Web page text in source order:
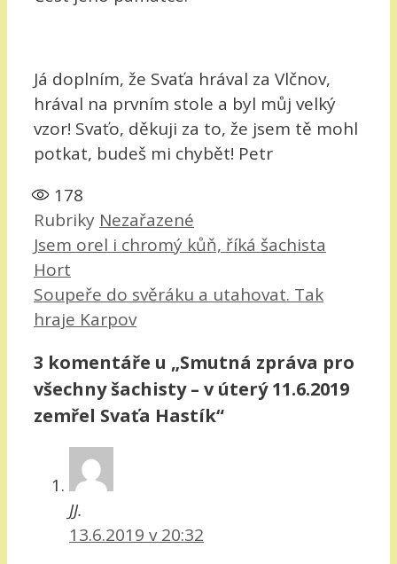
Já doplním, že Svaťa hrával za Vlčnov,
hrával na prvním stole a byl můj velký
vzor! Svaťo, děkuji za to, že jsem tě mohl
potkat, budeš mi chybět! Petr
178
Rubriky Nezařazené
Jsem orel i chromý kůň, říká šachista
Hort
Soupeře do svěráku a utahovat. Tak
hraje Karpov
3 komentáře u „Smutná zpráva pro
všechny šachisty – v úterý 11.6.2019
zemřel Svaťa Hastík“
JJ.
13.6.2019 v 20:32